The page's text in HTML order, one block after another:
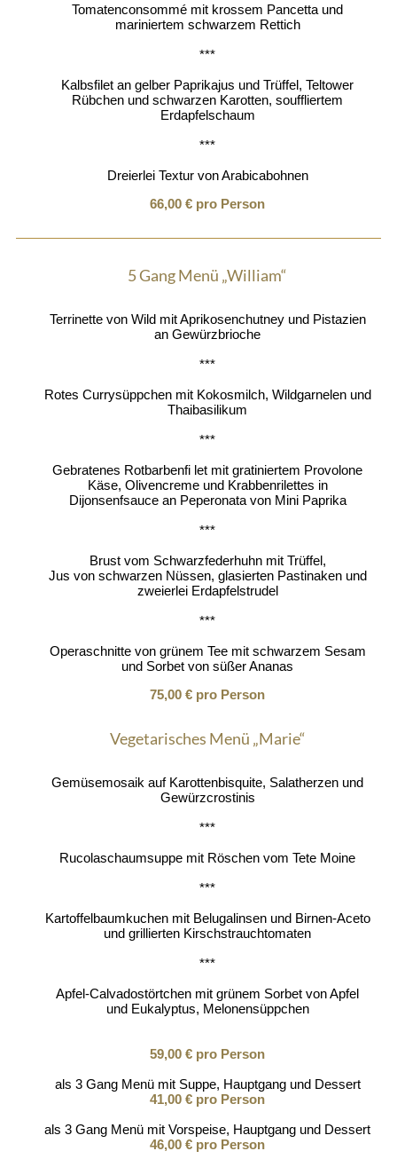
Tomatenconsommé mit krossem Pancetta und
mariniertem schwarzem Rettich
***
Kalbsfilet an gelber Paprikajus und Trüffel, Teltower
Rübchen und schwarzen Karotten, souffliertem
Erdapfelschaum
***
Dreierlei Textur von Arabicabohnen
66,00 € pro Person
5 Gang Menü „William“
Terrinette von Wild mit Aprikosenchutney und Pistazien
an Gewürzbrioche
***
Rotes Currysüppchen mit Kokosmilch, Wildgarnelen und
Thaibasilikum
***
Gebratenes Rotbarbenfi let mit gratiniertem Provolone
Käse, Olivencreme und Krabbenrilettes in
Dijonsenfsauce an Peperonata von Mini Paprika
***
Brust vom Schwarzfederhuhn mit Trüffel,
Jus von schwarzen Nüssen, glasierten Pastinaken und
zweierlei Erdapfelstrudel
***
Operaschnitte von grünem Tee mit schwarzem Sesam
und Sorbet von süßer Ananas
75,00 € pro Person
Vegetarisches Menü „Marie“
Gemüsemosaik auf Karottenbisquite, Salatherzen und
Gewürzcrostinis
***
Rucolaschaumsuppe mit Röschen vom Tete Moine
***
Kartoffelbaumkuchen mit Belugalinsen und Birnen-Aceto
und grillierten Kirschstrauchtomaten
***
Apfel-Calvadostörtchen mit grünem Sorbet von Apfel
und Eukalyptus, Melonensüppchen
59,00 € pro Person
als 3 Gang Menü mit Suppe, Hauptgang und Dessert
41,00 € pro Person
als 3 Gang Menü mit Vorspeise, Hauptgang und Dessert
46,00 € pro Person